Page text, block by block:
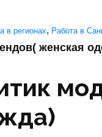
в регионах, Работа в
женская